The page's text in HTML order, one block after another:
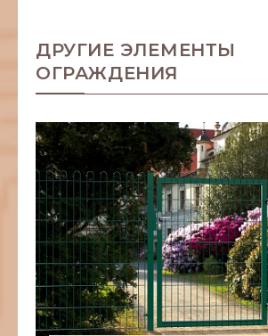
ДРУГИЕ ЭЛЕМЕНТЫ
ОГРАЖДЕНИЯ